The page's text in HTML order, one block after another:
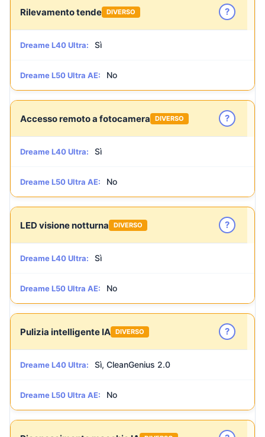
Rilevamento tende DIVERSO ?
Dreame L40 Ultra: Sì
Dreame L50 Ultra AE: No
Accesso remoto a fotocamera DIVERSO ?
Dreame L40 Ultra: Sì
Dreame L50 Ultra AE: No
LED visione notturna DIVERSO ?
Dreame L40 Ultra: Sì
Dreame L50 Ultra AE: No
Pulizia intelligente IA DIVERSO ?
Dreame L40 Ultra: Sì, CleanGenius 2.0
Dreame L50 Ultra AE: No